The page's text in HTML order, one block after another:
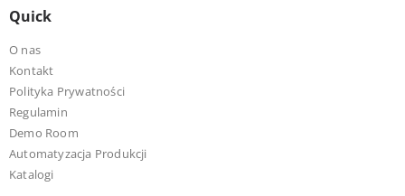
Quick
O nas
Kontakt
Polityka Prywatności
Regulamin
Demo Room
Automatyzacja Produkcji
Katalogi